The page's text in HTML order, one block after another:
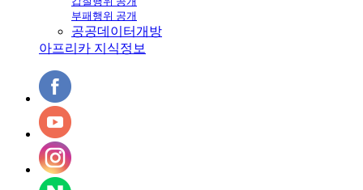
부패행위 공개
공공데이터개방
아프리카 지식정보